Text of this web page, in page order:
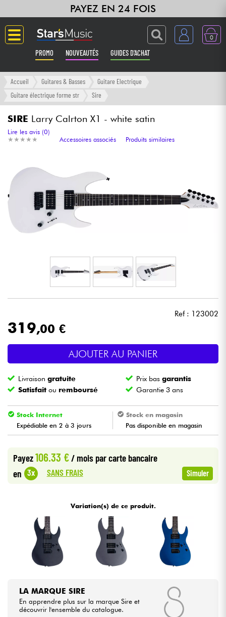
PAYEZ EN 24 FOIS
0
PROMO NOUVEAUTÉS GUIDES D'ACHAT
Langue
Amplis & Effets
Synthés & Sampleurs
Home Studio
Micros & HF
Eclairage
Violons & Quatuor
Eveil Musical
Câbles & Access.
Packs
Voir nos marques
Accueil Guitares & Basses
Guitare Electrique
Guitare électrique forme str
Sire
SIRE Larry Calrton X1 - white satin
★ ★ ★ ★ ★
★ ★ ★ ★ ★
Lire les avis (0)
Accessoires associés
Produits similaires
Ref : 123002
319,00 €
AJOUTER AU PANIER
Livraisongratuite Prix basgarantis
Satisfait ou remboursé Garantie 3 ans
Stock Internet
Expédiable en 2 à 3 jours
Stock en magasin
Pas disponible en magasin
Payez106.33 €/ mois par carte bancaire
en 3x SANS FRAIS Simuler
Variation(s) de ce produit.
LA MARQUE SIRE
En apprendre plus sur la marque Sire et
découvrir l'ensemble du catalogue.